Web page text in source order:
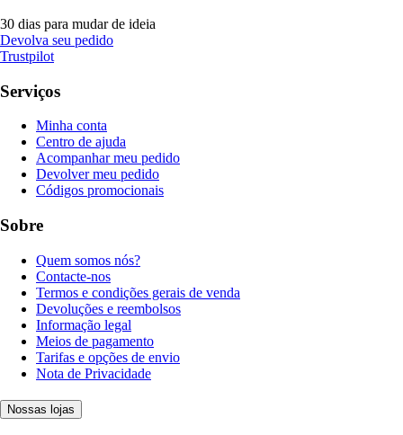
30 dias para mudar de ideia
Devolva seu pedido
Trustpilot
Serviços
Minha conta
Centro de ajuda
Acompanhar meu pedido
Devolver meu pedido
Códigos promocionais
Sobre
Quem somos nós?
Contacte-nos
Termos e condições gerais de venda
Devoluções e reembolsos
Informação legal
Meios de pagamento
Tarifas e opções de envio
Nota de Privacidade
Nossas lojas